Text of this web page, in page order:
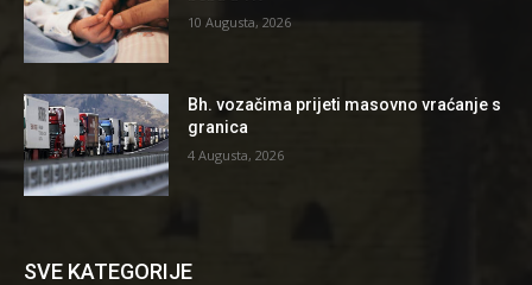
10 Augusta, 2026
Bh. vozačima prijeti masovno vraćanje s
granica
4 Augusta, 2026
SVE KATEGORIJE